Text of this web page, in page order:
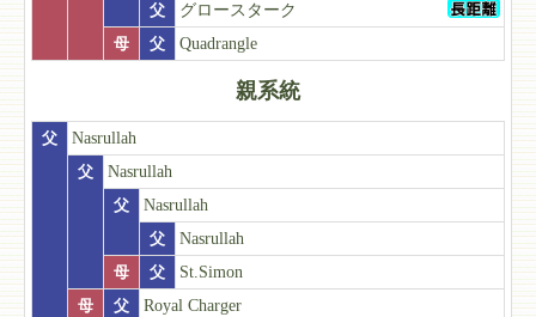
父
グロースターク
母
父 Quadrangle
親系統
父
Nasrullah
父
Nasrullah
父
Nasrullah
父
Nasrullah
母
父
St.Simon
母
父
Royal Charger